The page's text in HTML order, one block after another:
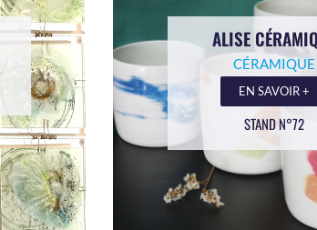
ALISE
CÉRAMIQUE
EN SAVOIR +
STAND N°72